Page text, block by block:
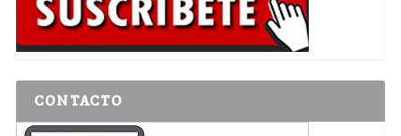
CONTACTO